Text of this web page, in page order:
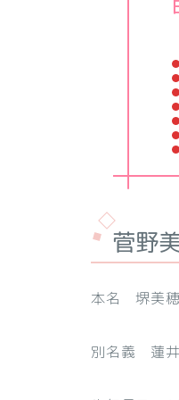
菅野
本名 堺美穂
別名義 蓮井